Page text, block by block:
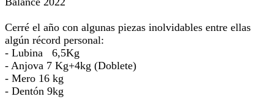
Cerré el año con algunas piezas inolvidables entre ellas
algún récord personal:
- Lubina 6,5Kg
- Anjova 7 Kg+4kg (Doblete)
- Mero 16 kg
- Dentón 9kg